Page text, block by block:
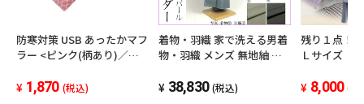
防寒対策 USB あったかマフ
ラー <ピンク(柄あり)／ピ
1,870 (税込)
着物・羽織 家で洗える男着
物・羽織 メンズ 無地紬 テ
紺色・青・グレー系・茶色
38,830 (税込)
残り１点！
Ｌサイズ【
ラカップ付
8,000 (税